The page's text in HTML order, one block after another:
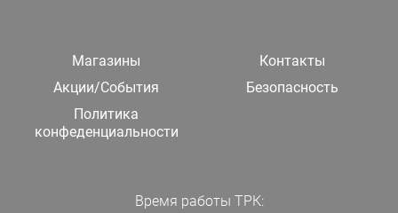
Магазины
Контакты
Акции/События
Безопасность
Политика
конфеденциальности
Время работы ТРК: